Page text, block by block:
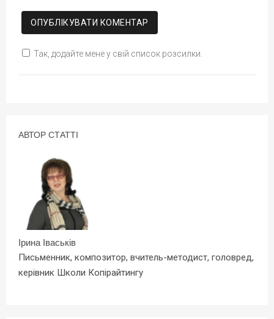
Так, додайте мене у свій список розсилки.
АВТОР СТАТТІ
Ірина Іваськів
Письменник, композитор, вчитель-методист, головред,
керівник Школи Копірайтингу